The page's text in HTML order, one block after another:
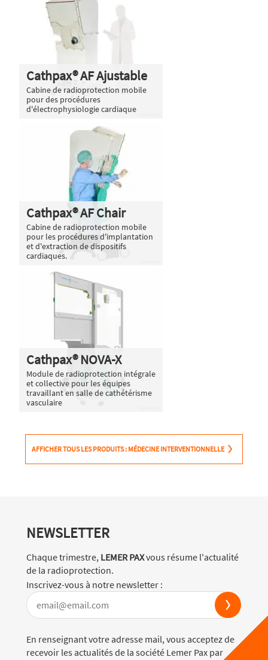
Cathpax® AF Ajustable
Cabine de radioprotection mobile
pour des procédures
d'électrophysiologie cardiaque
Cathpax® AF Chair
Cabine de radioprotection mobile
pour les procédures d'implantation
et d'extraction de dispositifs
cardiaques.
Cathpax® NOVA-X
Module de radioprotection intégrale
et collective pour les équipes
travaillant en salle de cathétérisme
vasculaire
AFFICHER TOUS LES PRODUITS : MÉDECINE INTERVENTIONNELLE
NEWSLETTER
Chaque trimestre, LEMER PAXvous résume l'actualité
de la radioprotection.
Inscrivez-vous à notre newsletter :
En renseignant votre adresse mail, vous acceptez de
recevoir les actualités de la société Lemer Pax par